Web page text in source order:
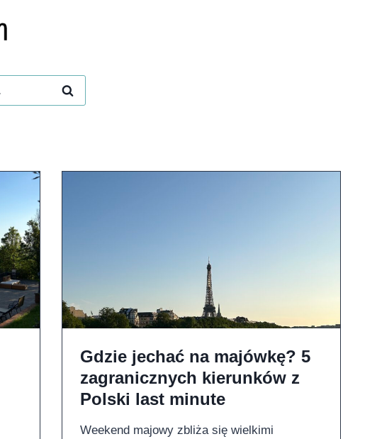
Gdzie jechać na majówkę? 5
zagranicznych kierunków z
Polski last minute
Weekend majowy zbliża się wielkimi